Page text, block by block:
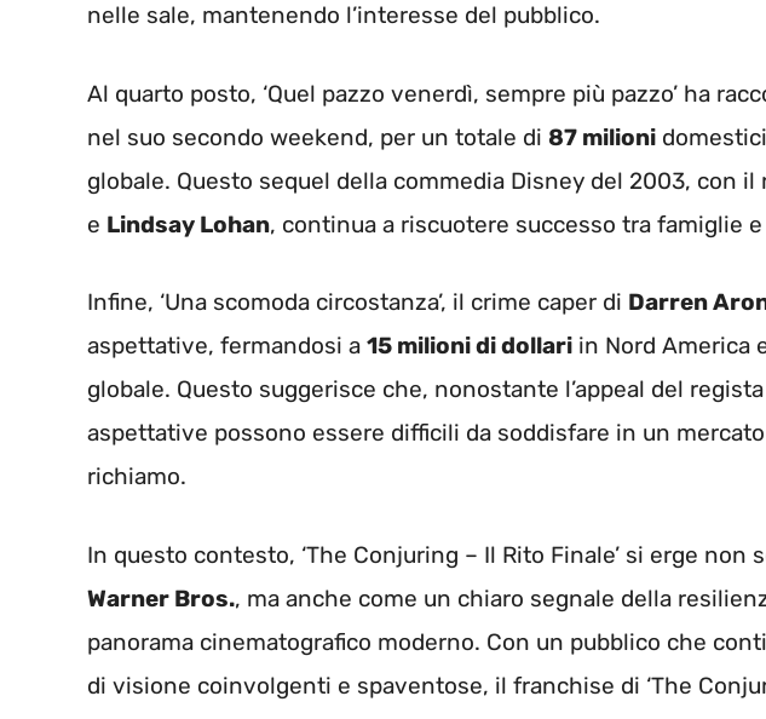
nelle sale, mantenendo l’interesse del pubblico.
Al quarto posto, ‘Quel pazzo venerdì, sempre più pazzo’ ha
nel suo secondo weekend, per un totale di 87 milioni
globale. Questo sequel della commedia Disney del 2003, con il
e Lindsay Lohan, continua a riscuotere successo tra famiglie
Infine, ‘Una scomoda circostanza’, il crime caper di Darren
aspettative, fermandosi a 15 milioni di dollari in Nord America
globale. Questo suggerisce che, nonostante l’appeal del
aspettative possono essere difficili da soddisfare in un
richiamo.
In questo contesto, ‘The Conjuring – Il Rito Finale’ si erge non
Warner Bros., ma anche come un chiaro segnale della
panorama cinematografico moderno. Con un pubblico che
di visione coinvolgenti e spaventose, il franchise di ‘The